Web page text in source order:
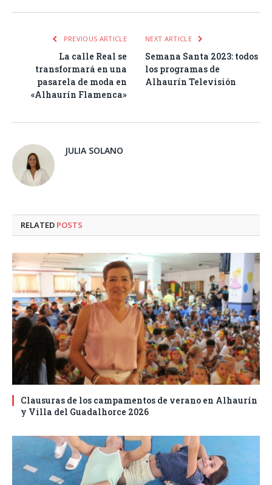
PREVIOUS ARTICLE
La calle Real se
transformará en una
pasarela de moda en
«Alhaurín Flamenca»
NEXT ARTICLE
Semana Santa 2023: todos
los programas de
Alhaurín Televisión
JULIA SOLANO
RELATED POSTS
Clausuras de los campamentos de verano en Alhaurín
y Villa del Guadalhorce 2026